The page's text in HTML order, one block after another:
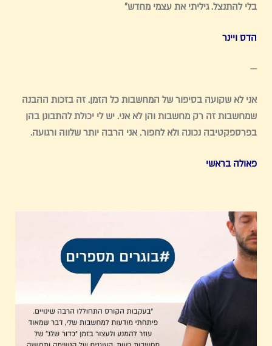
בלי להתנצל. גיליתי את עצמי מחדש"
הדס ויינר
—
אני לא שקועה בסיפור של המחשבות כל הזמן. זה בזכות ההבנה
שמחשבות זה רק מחשבות והן לא אני. יש לי יכולת להתבונן בהן
בפרספקטיבה נכונה ולא לחפור. אני הרבה יותר שלווה ורגועה.
פאולה בראשי